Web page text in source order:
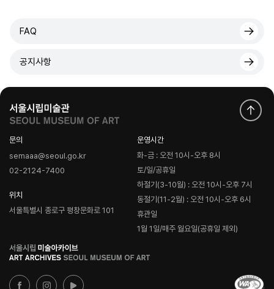
FAQ
공지사항
문의
semaaa@seoul.go.kr
02-2124-7400
위치
서울특별시 종로구 평창문화로 101
운영시간
화-금 : 오전 10시-오후 8시
토/일/공휴일
하절기(3-10월) : 오전 10시-오후 7시
동절기(11-2월) : 오전 10시-오후 6시
휴관일
1월 1일/매주 월요일(공휴일 제외)
로
고